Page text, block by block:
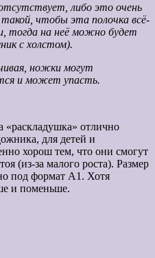
либо это очень
чтобы эта полочка всё-
тогда на неё можно будет
с холстом).
ножки могут
и может упасть.
отлично
для детей и
хорош тем, что они смогут
(из-за малого роста). Размер
под формат А1. Хотя
и поменьше.